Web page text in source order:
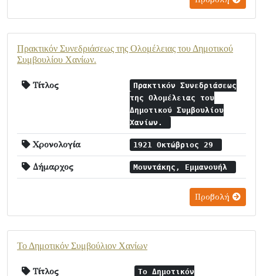
Πρακτικόν Συνεδριάσεως της Ολομέλειας του Δημοτικού
Συμβουλίου Χανίων.
Τίτλος
Πρακτικόν Συνεδριάσεως
της Ολομέλειας του
Δημοτικού Συμβουλίου
Χανίων.
Χρονολογία 1921 Οκτώβριος 29
Δήμαρχος Μουντάκης, Εμμανουήλ
Προβολή
Το Δημοτικόν Συμβούλιον Χανίων
Τίτλος Το Δημοτικόν